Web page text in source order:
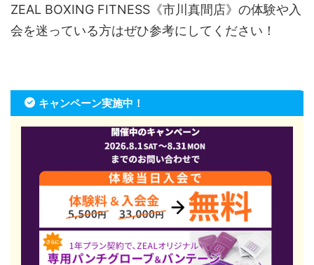
ZEAL BOXING FITNESS《市川真間店》の体験や入
会を迷っている方はぜひ参考にしてください！
キャンペーン実施中！